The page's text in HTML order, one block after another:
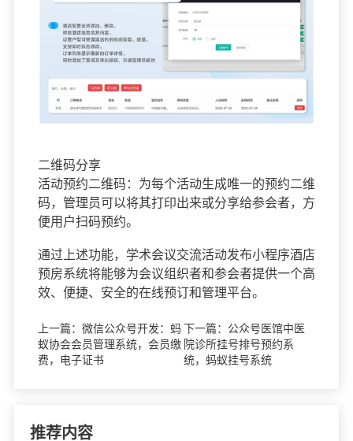
二维码分享
活动预约二维码：为每个活动生成唯一的预约二维
码，管理员可以将其打印出来或分享给参会者，方
便用户扫码预约。
通过上述功能，学术会议交流活动发布小程序酒店
预房系统将能够为会议组织者和参会者提供一个高
效、便捷、安全的在线预订和管理平台。
上一篇： 微信公众号开发：蚂
蚁协会会员管理系统，会员缴
费，电子证书
下一篇： 公众号医馆中医
院诊所挂号排号预约系
统，蚂蚁挂号系统
推荐内容